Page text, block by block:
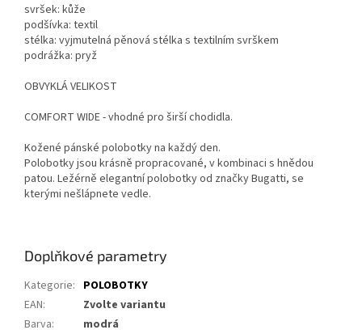
svršek: kůže
podšívka: textil
stélka: vyjmutelná pěnová stélka s textilním svrškem
podrážka: pryž
OBVYKLÁ VELIKOST
COMFORT WIDE - vhodné pro širší chodidla.
Kožené pánské polobotky na každý den.
Polobotky jsou krásně propracované, v kombinaci s hnědou
patou. Ležérně elegantní polobotky od značky Bugatti, se
kterými nešlápnete vedle.
Doplňkové parametry
Kategorie: POLOBOTKY
EAN:
Zvolte variantu
Barva:
modrá